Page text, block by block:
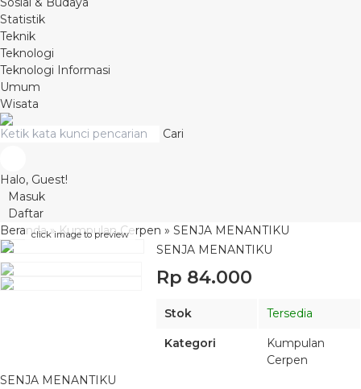
Statistik
Teknik
Teknologi
Teknologi Informasi
Umum
Wisata
Cari
Halo, Guest!
Masuk
Daftar
Beranda»Kumpulan Cerpen » SENJA MENANTIKU
click image to preview
SENJA MENANTIKU
Rp 84.000
Stok Tersedia
Kategori
Kumpulan
Cerpen
SENJA MENANTIKU